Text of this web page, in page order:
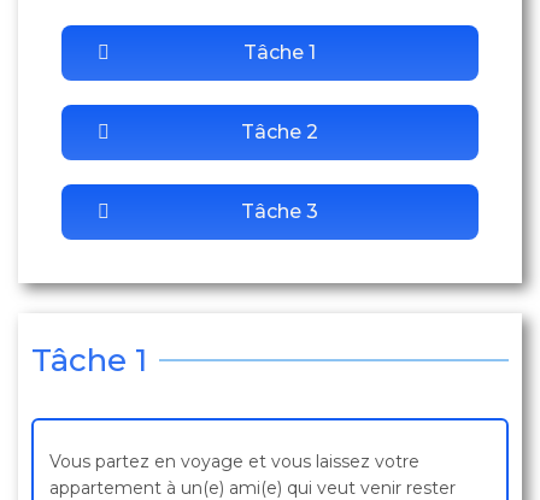
Tâche 1
Tâche 2
Tâche 3
Tâche 1
Vous partez en voyage et vous laissez votre
appartement à un(e) ami(e) qui veut venir rester